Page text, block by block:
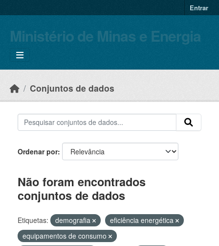
Entrar
Ministério de Minas e Energia
Conjuntos de dados
Ordenar por
Não foram encontrados
conjuntos de dados
Etiquetas: demografia
eficiência energética
equipamentos de consumo